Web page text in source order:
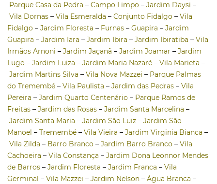
Parque Casa da Pedra – Campo Limpo – Jardim Daysi –
Vila Dornas – Vila Esmeralda – Conjunto Fidalgo – Vila
Fidalgo – Jardim Floresta – Furnas – Guapira – Jardim
Guapira – Jardim Iara – Jardim Ibira – Jardim Ibiratiba – Vila
Irmãos Arnoni – Jardim Jaçanã – Jardim Joamar – Jardim
Lugo – Jardim Luiza – Jardim Maria Nazaré – Vila Marieta –
Jardim Martins Silva – Vila Nova Mazzei – Parque Palmas
do Tremembé – Vila Paulista – Jardim das Pedras – Vila
Pereira – Jardim Quarto Centenário – Parque Ramos de
Freitas – Jardim das Rosas – Jardim Santa Marcelina –
Jardim Santa Maria – Jardim São Luiz – Jardim São
Manoel – Tremembé – Vila Vieira – Jardim Virginia Bianca –
Vila Zilda – Barro Branco – Jardim Barro Branco – Vila
Cachoeira – Vila Constança – Jardim Dona Leonnor Mendes
de Barros – Jardim Floresta – Jardim Franca – Vila
Germinal – Vila Mazzei – Jardim Nelson – Água Branca –